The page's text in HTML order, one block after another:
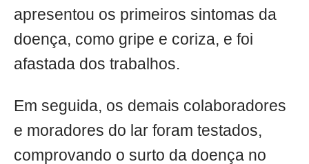
apresentou os primeiros sintomas da
doença, como gripe e coriza, e foi
afastada dos trabalhos.
Em seguida, os demais colaboradores
e moradores do lar foram testados,
comprovando o surto da doença no